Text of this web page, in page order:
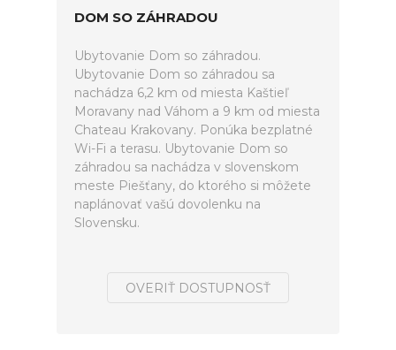
DOM SO ZÁHRADOU
Ubytovanie Dom so záhradou.
Ubytovanie Dom so záhradou sa
nachádza 6,2 km od miesta Kaštieľ
Moravany nad Váhom a 9 km od miesta
Chateau Krakovany. Ponúka bezplatné
Wi-Fi a terasu. Ubytovanie Dom so
záhradou sa nachádza v slovenskom
meste Piešťany, do ktorého si môžete
naplánovať vašú dovolenku na
Slovensku.
OVERIŤ DOSTUPNOSŤ